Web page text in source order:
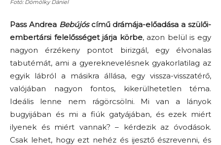
Fotó: Dömölky Dániel
Pass Andrea Bebújóscímű drámája-előadása a szülői-
embertársi felelősséget járja körbe, azon belül is egy
nagyon érzékeny pontot birizgál, egy élvonalas
tabutémát, ami a gyereknevelésnek gyakorlatilag az
egyik lábról a másikra állása, egy vissza-visszatérő,
valójában nagyon fontos, kikerülhetetlen téma.
Ideális lenne nem rágörcsölni. Mi van a lányok
bugyijában és mi a fiúk gatyájában, és ezek miért
ilyenek és miért vannak? – kérdezik az óvodások.
Csak lehet, hogy ezt nehéz és ijesztő észrevenni, és